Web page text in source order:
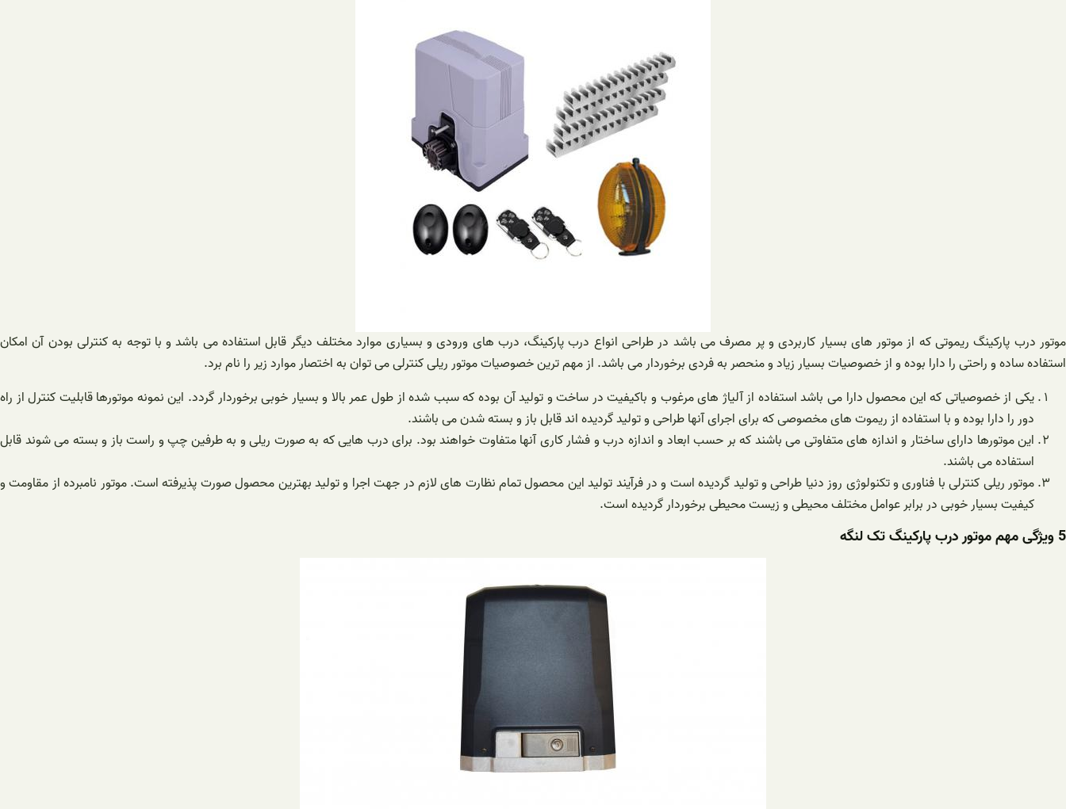
موتور درب پارکینگ ریموتی که از موتور های بسیار کاربردی و پر مصرف می باشد در طراحی انواع درب پارکینگ، درب های ورودی و بسیاری موارد مختلف دیگر قابل استفاده می باشد و با توجه به کنترلی بودن آن امکان
استفاده ساده و راحتی را دارا بوده و از خصوصیات بسیار زیاد و منحصر به فردی برخوردار می باشد. از مهم ترین خصوصیات موتور ریلی کنترلی می‌ توان به اختصار موارد زیر را نام برد.
یکی از خصوصیاتی که این محصول دارا می باشد استفاده از آلیاژ های مرغوب و باکیفیت در ساخت و تولید آن بوده که سبب شده از طول عمر بالا و بسیار خوبی برخوردار گردد. این نمونه موتورها قابلیت کنترل از راه
دور را دارا بوده و با استفاده از ریموت های مخصوصی که برای اجرای آنها طراحی و تولید گردیده اند قابل باز و بسته شدن می باشند.
این موتورها دارای ساختار و اندازه های متفاوتی می باشند که بر حسب ابعاد و اندازه درب و فشار کاری آنها متفاوت خواهند بود. برای درب هایی که به صورت ریلی و به طرفین چپ و راست باز و بسته می شوند قابل
استفاده می باشند.
موتور ریلی کنترلی با فناوری و تکنولوژی روز دنیا طراحی و تولید گردیده است و در فرآیند تولید این محصول تمام نظارت های لازم در جهت اجرا و تولید بهترین محصول صورت پذیرفته است. موتور نامبرده از مقاومت و
کیفیت بسیار خوبی در برابر عوامل مختلف محیطی و زیست محیطی برخوردار گردیده است.
5 ویژگی مهم موتور درب پارکینگ تک لنگه